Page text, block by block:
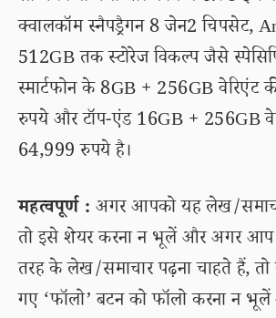
क्वालकॉम स्नैपड्रैगन 8 जेन2 चिपसेट,
512GB तक स्टोरेज विकल्प जैसे
स्मार्टफोन के 8GB + 256GB वेरिएंट
रुपये और टॉप-एंड 16GB + 256GB
64,999 रुपये है।
महत्वपूर्ण : अगर आपको यह लेख/
तो इसे शेयर करना न भूलें और अगर
तरह के लेख/समाचार पढ़ना चाहते हैं, तो
गए ‘फॉलो’ बटन को फॉलो करना न भूलें